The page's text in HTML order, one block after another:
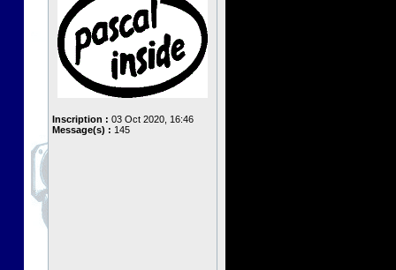
Inscription : 03 Oct 2020, 16:46
Message(s) : 145